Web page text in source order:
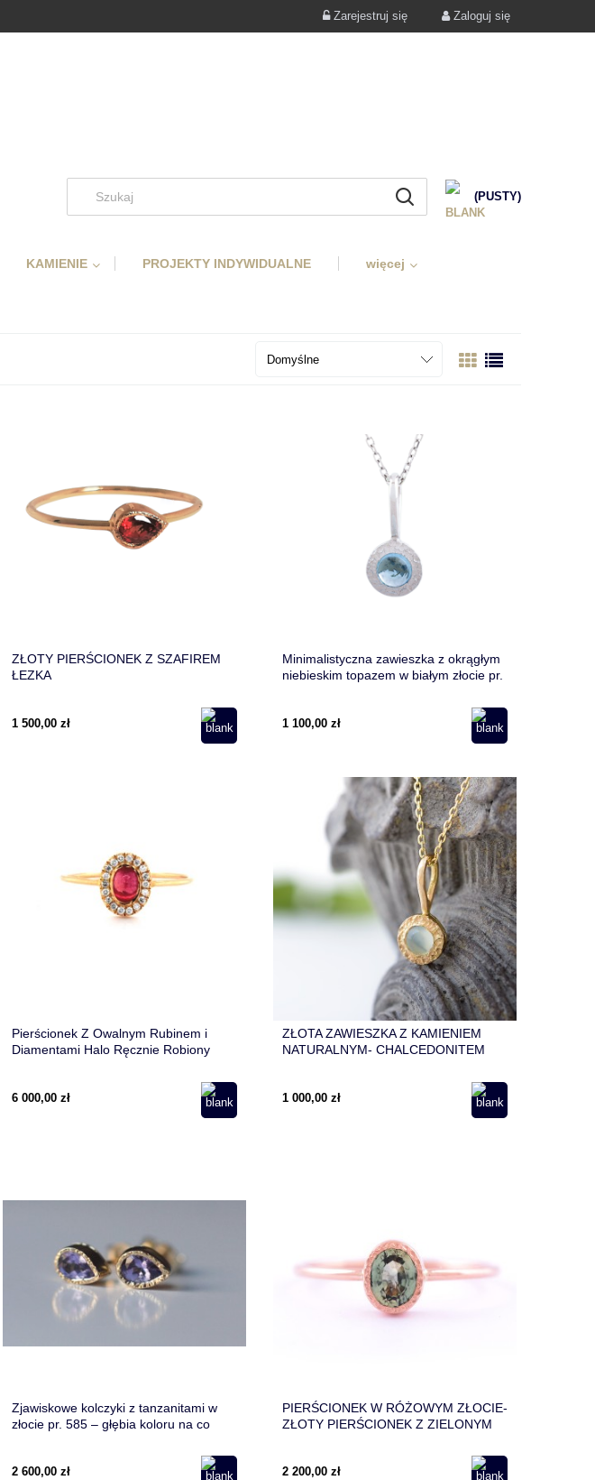
Zarejestruj się Zaloguj się
(PUSTY)
KAMIENIE PROJEKTY INDYWIDUALNE więcej
ZŁOTY PIERŚCIONEK Z SZAFIREM
ŁEZKA
1 500,00 zł
Minimalistyczna zawieszka z okrągłym
niebieskim topazem w białym złocie pr.
1 100,00 zł
Pierścionek Z Owalnym Rubinem i
Diamentami Halo Ręcznie Robiony
6 000,00 zł
ZŁOTA ZAWIESZKA Z KAMIENIEM
NATURALNYM- CHALCEDONITEM
1 000,00 zł
Zjawiskowe kolczyki z tanzanitami w
złocie pr. 585 – głębia koloru na co
2 600,00 zł
PIERŚCIONEK W RÓŻOWYM ZŁOCIE-
ZŁOTY PIERŚCIONEK Z ZIELONYM
2 200,00 zł